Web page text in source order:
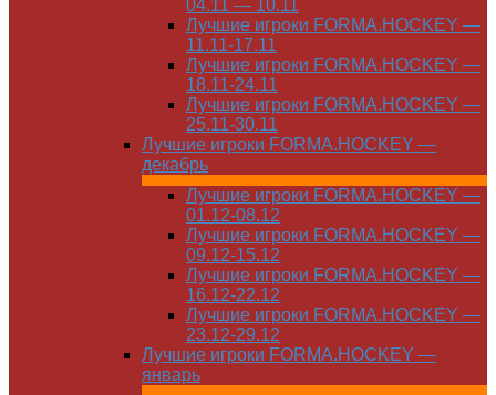
04.11 — 10.11
Лучшие игроки FORMA.HOCKEY —
11.11-17.11
Лучшие игроки FORMA.HOCKEY —
18.11-24.11
Лучшие игроки FORMA.HOCKEY —
25.11-30.11
Лучшие игроки FORMA.HOCKEY —
декабрь
Лучшие игроки FORMA.HOCKEY —
01.12-08.12
Лучшие игроки FORMA.HOCKEY —
09.12-15.12
Лучшие игроки FORMA.HOCKEY —
16.12-22.12
Лучшие игроки FORMA.HOCKEY —
23.12-29.12
Лучшие игроки FORMA.HOCKEY —
январь